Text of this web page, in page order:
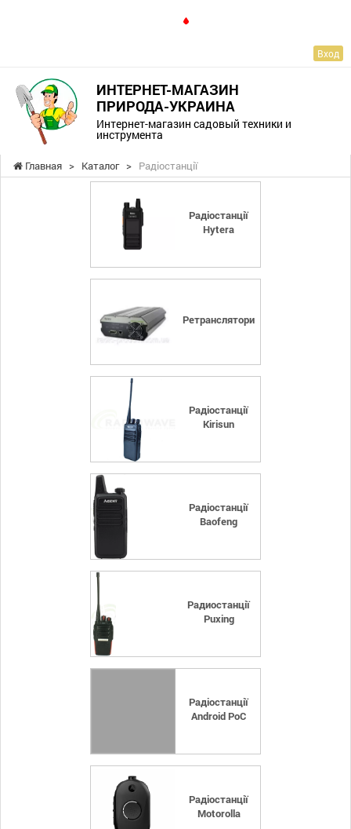
Вход
ИНТЕРНЕТ-МАГАЗИН
ПРИРОДА-УКРАИНА
Интернет-магазин садовый техники и
инструмента
Главная > Каталог > Радіостанції
Радіостанції
Hytera
Ретранслятори
Радіостанції
Kirisun
Радіостанції
Baofeng
Радиостанції
Puxing
Радіостанції
Android PoC
Радіостанції
Motorolla